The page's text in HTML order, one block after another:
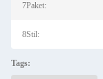
7Paket:
8Stil:
Tags: